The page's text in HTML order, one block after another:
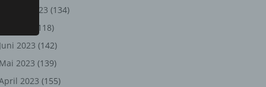
August 2023 (134)
(118)
Juni 2023 (142)
Mai 2023 (139)
2023 (155)